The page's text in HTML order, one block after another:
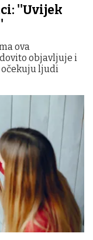
''Uvijek
ova
objavljuje i
očekuju ljudi